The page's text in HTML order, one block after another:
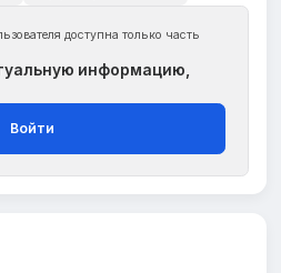
доступна только часть
информацию,
Войти